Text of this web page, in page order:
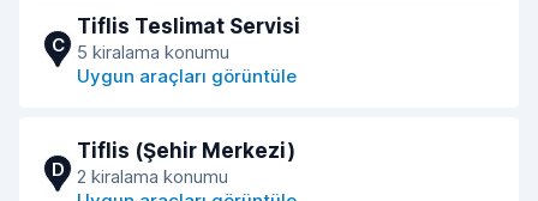
C
Tiflis Teslimat Servisi
5 kiralama konumu
Uygun araçları görüntüle
D
Tiflis (Şehir Merkezi)
2 kiralama konumu